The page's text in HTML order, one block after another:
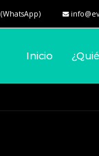
Inicio